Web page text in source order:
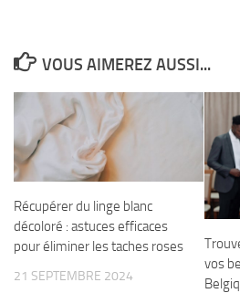
VOUS AIMEREZ AUSSI...
Récupérer du linge blanc
décoloré : astuces efficaces
pour éliminer les taches roses
21 SEPTEMBRE 2024
vos